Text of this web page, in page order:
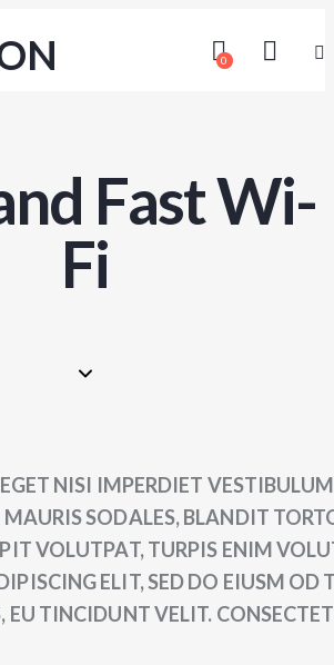
0
Fast Wi-
Fi
NISI IMPERDIET
MAURIS SODALES, BLANDIT
VOLUTPAT, TURPIS ENIM
ELIT, SED DO EIUSM
EU TINCIDUNT VELIT.